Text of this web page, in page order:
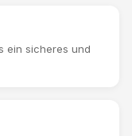
ein sicheres und